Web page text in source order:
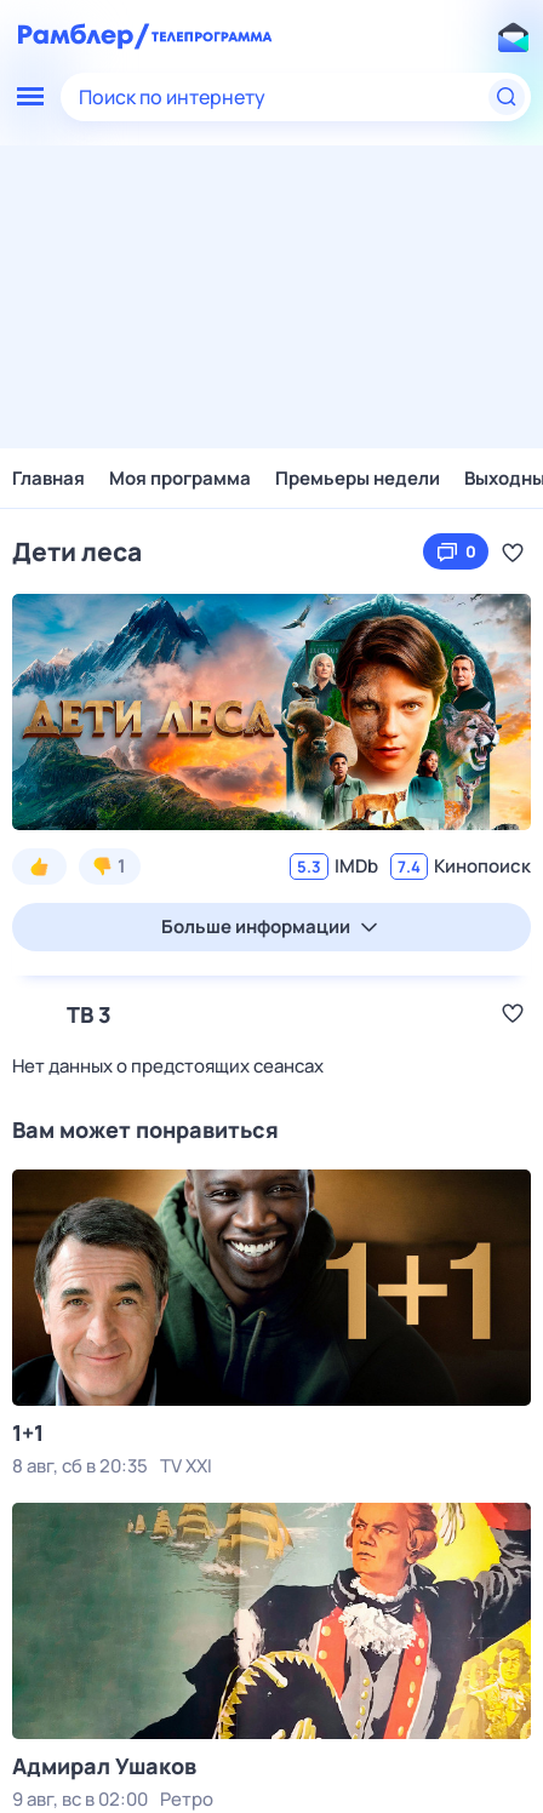
Поиск по интернету
Главная Моя программа Премьеры недели
Дети леса 0
1 5.3 IMDb 7.4 Кинопоиск
Больше информации
ТВ 3
Нет данных о предстоящих сеансах
Вам может понравиться
1+1
8 авг, сб в 20:35 TV XXI
Адмирал Ушаков
9 авг, вс в 02:00 Ретро